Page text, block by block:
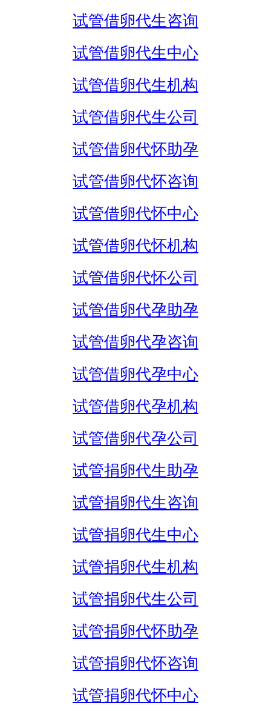
试管借卵代生咨询
试管借卵代生中心
试管借卵代生机构
试管借卵代生公司
试管借卵代怀助孕
试管借卵代怀咨询
试管借卵代怀中心
试管借卵代怀机构
试管借卵代怀公司
试管借卵代孕助孕
试管借卵代孕咨询
试管借卵代孕中心
试管借卵代孕机构
试管借卵代孕公司
试管捐卵代生助孕
试管捐卵代生咨询
试管捐卵代生中心
试管捐卵代生机构
试管捐卵代生公司
试管捐卵代怀助孕
试管捐卵代怀咨询
试管捐卵代怀中心